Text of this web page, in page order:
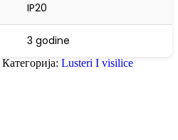
IP20
3 godine
Категорија: Lusteri I visilice